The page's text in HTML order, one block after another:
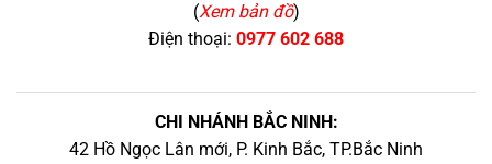
(Xem bản đồ)
Điện thoại: 0977 602 688
CHI NHÁNH BẮC NINH:
42 Hồ Ngọc Lân mới, P. Kinh Bắc, TP.Bắc Ninh